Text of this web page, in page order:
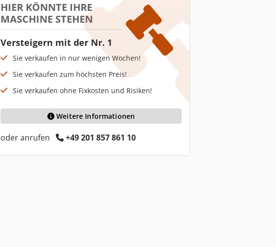
HIER KÖNNTE IHRE
MASCHINE STEHEN
Versteigern mit der Nr. 1
Sie verkaufen in nur wenigen Wochen!
Sie verkaufen zum höchsten Preis!
Sie verkaufen ohne Fixkosten und Risiken!
Weitere Informationen
oder anrufen +49 201 857 861 10